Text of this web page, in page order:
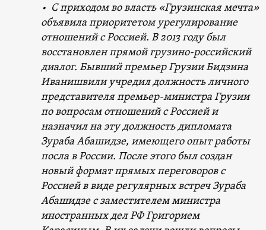
• С приходом во власть «Грузинская мечта»
объявила приоритетом урегулирование
отношений с Россией. В 2013 году был
восстановлен прямой грузино-российский
диалог. Бывший премьер Грузии Бидзина
Иванишвили учредил должность личного
представителя премьер-министра Грузии
по вопросам отношений с Россией и
назначил на эту должность дипломата
Зураба Абашидзе, имеющего опыт работы
посла в России. После этого был создан
новый формат прямых переговоров с
Россией в виде регулярных встреч Зураба
Абашидзе с заместителем министра
иностранных дел РФ Григорием